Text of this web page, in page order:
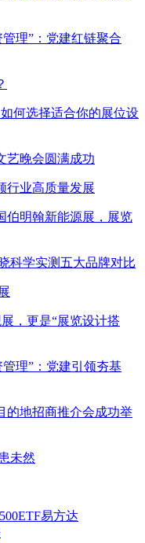
理”：党建红链聚合
何选择适合你的展位设
艺晚会圆满成功
行业高质量发展
伯明翰新能源展，展览
科学实测五大品牌对比
，更是“展览设计搭
理”：党建引领夯基
的地招商推介会成功举
未然
易方达